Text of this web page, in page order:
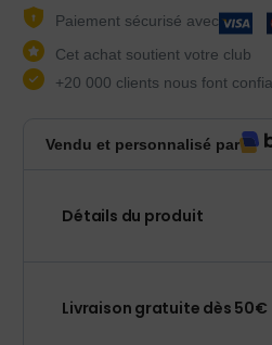
Paiement sécurisé avec
Cet achat soutient votre club
+20 000 clients nous font
Vendu et personnalisé par
Détails du produit
Livraison gratuite dès 50€